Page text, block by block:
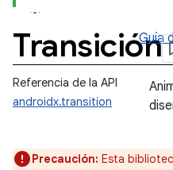
Transición
Guía
Referencia de la API
androidx.transition
Precaución: Esta